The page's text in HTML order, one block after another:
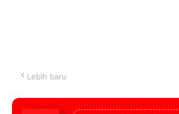
Lebih baru